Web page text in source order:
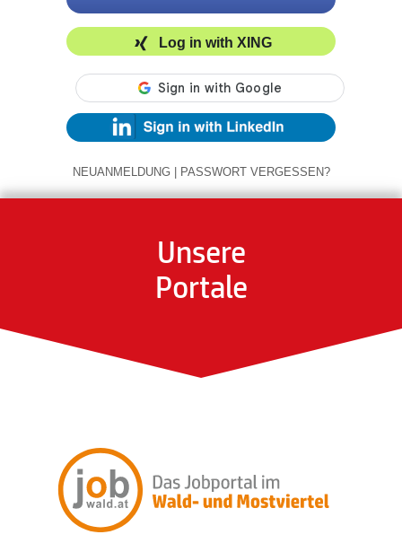
Log in with XING
NEUANMELDUNG | PASSWORT VERGESSEN?
Unsere
Portale